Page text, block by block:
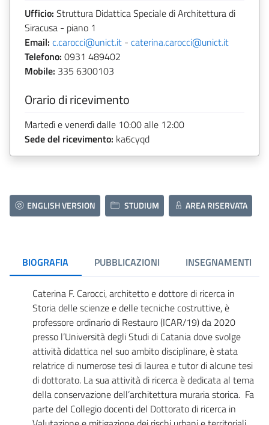
Ufficio: Struttura Didattica Speciale di Architettura di
Siracusa - piano 1
Email: c.carocci@unict.it - caterina.carocci@unict.it
Telefono: 0931 489402
Mobile: 335 6300103
Orario di ricevimento
Martedì e venerdì dalle 10:00 alle 12:00
Sede del ricevimento: ka6cyqd
ENGLISH VERSION STUDIUM AREA RISERVATA
BIOGRAFIA PUBBLICAZIONI INSEGNAMENTI
Caterina F. Carocci, architetto e dottore di ricerca in
Storia delle scienze e delle tecniche costruttive, è
professore ordinario di Restauro (ICAR/19) da 2020
presso l’Università degli Studi di Catania dove svolge
attività didattica nel suo ambito disciplinare, è stata
relatrice di numerose tesi di laurea e tutor di alcune tesi
di dottorato. La sua attività di ricerca è dedicata al tema
della conservazione dell’architettura muraria storica. Fa
parte del Collegio docenti del Dottorato di ricerca in